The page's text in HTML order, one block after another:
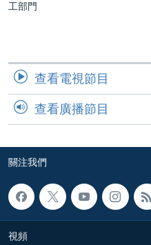
工部門
查看電視節目
查看廣播節目
關注我們
視頻